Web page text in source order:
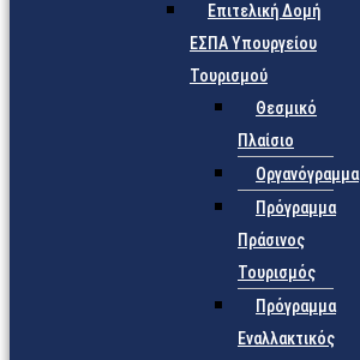
Επιτελική Δομή
ΕΣΠΑ Υπουργείου
Τουρισμού
Θεσμικό
Πλαίσιο
Οργανόγραμμα
Πρόγραμμα
Πράσινος
Τουρισμός
Πρόγραμμα
Εναλλακτικός